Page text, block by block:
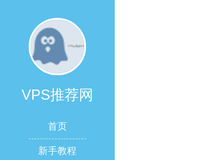
VPS推荐网
首页
新手教程